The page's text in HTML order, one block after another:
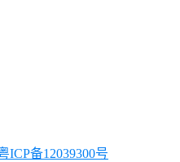
ICP备12039300号